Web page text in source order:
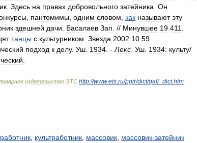
Здесь на правах добровольного затейника Он
пантомимы одним словом как называют эту
здешней дачи Басалаев Зап . // Минувшее 19 411
танцы с культурником Звезда 2002 10 59
подход к делу. Уш 1934 . - Лекс Уш 1934: культу/
издательство ЭТС http://www.ets.ru/pg/r/dict/gall dict.htm
культработник массовик массовик-затейник